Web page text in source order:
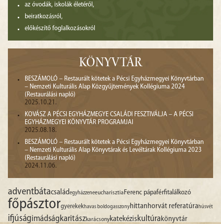
az óvodák, iskolák életéről,
beiratkozásról,
előkészítő foglalkozásokról
KÖNYVTÁR
BESZÁMOLÓ – Restaurált kötetek a Pécsi Egyházmegyei Könyvtárban
– Nemzeti Kulturális Alap Közgyűjtemények Kollégiuma 2024
(Restaurálási napló)
2025.10.21.
KOVÁSZ A PÉCSI EGYHÁZMEGYE CSALÁDI FESZTIVÁLJA – A PÉCSI
EGYHÁZMEGYEI KÖNYVTÁR PROGRAMJAI
2025.08.18.
BESZÁMOLÓ – Restaurált kötetek a Pécsi Egyházmegyei Könyvtárban
– Nemzeti Kulturális Alap Könyvtárak és Levéltárak Kollégiuma 2023
(Restaurálási napló)
2024.11.06.
adventbátacsaládegyházzeneeucharisztia Ferenc pápaférfitalálkozó
főpásztorgyerekekhavas boldogasszonyhittanhorvát referatúrahúsvét
ifjúságimádságkaritászkarácsonykatekéziskultúra könyvtár